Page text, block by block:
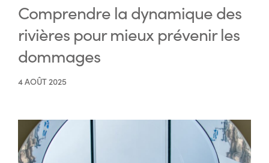
Comprendre la dynamique des
rivières pour mieux prévenir les
dommages
4 AOÛT 2025